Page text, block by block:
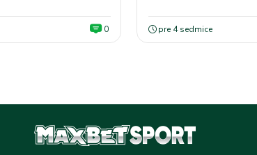
0 pre 4 sedmice